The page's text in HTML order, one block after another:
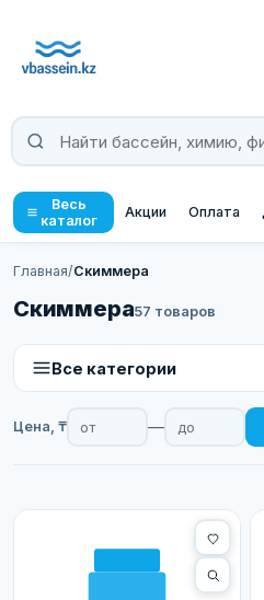
Весь
каталог
Акции Оплата
Главная/Скиммера
Скиммера57 товаров
Все категории
Цена, ₸ —